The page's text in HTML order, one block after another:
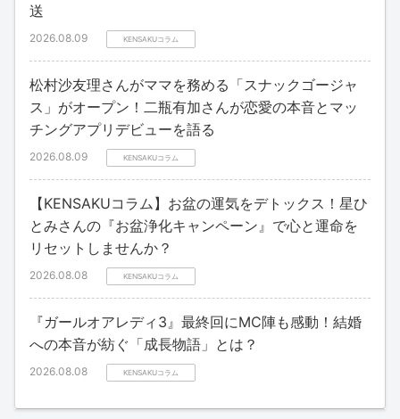
送
2026.08.09 KENSAKUコラム
松村沙友理さんがママを務める「スナックゴージャ
ス」がオープン！二瓶有加さんが恋愛の本音とマッ
チングアプリデビューを語る
2026.08.09 KENSAKUコラム
【KENSAKUコラム】お盆の運気をデトックス！星ひ
とみさんの『お盆浄化キャンペーン』で心と運命を
リセットしませんか？
2026.08.08 KENSAKUコラム
『ガールオアレディ3』最終回にMC陣も感動！結婚
への本音が紡ぐ「成長物語」とは？
2026.08.08 KENSAKUコラム